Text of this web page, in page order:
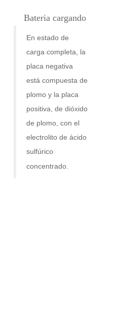
Bateria cargando
En estado de
carga completa, la
placa negativa
está compuesta de
plomo y la placa
positiva, de dióxido
de plomo, con el
electrolito de ácido
sulfúrico
concentrado.